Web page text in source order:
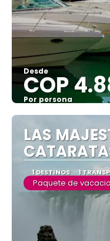
Desde
COP
Por persona
LAS
1 DESTINOS 1
Paquete de